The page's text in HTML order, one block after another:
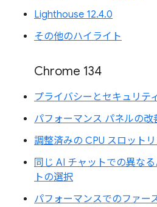
Lighthouse 12.4.0
その他のハイライト
Chrome 134
プライバシーとセキュリテ
パフォーマンス パネルの改
調整済みの CPU スロット
同じ AI チャットでの異な
トの選択
パフォーマンスでのファー